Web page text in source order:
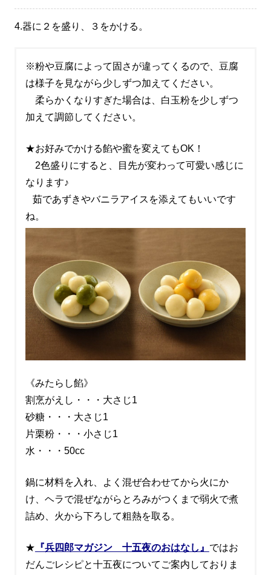
4.器に２を盛り、３をかける。
※粉や豆腐によって固さが違ってくるので、豆腐
は様子を見ながら少しずつ加えてください。
柔らかくなりすぎた場合は、白玉粉を少しずつ
加えて調節してください。
★お好みでかける餡や蜜を変えてもOK！
2色盛りにすると、目先が変わって可愛い感じに
なります♪
茹であずきやバニラアイスを添えてもいいです
ね。
《みたらし餡》
割烹がえし・・・大さじ1
砂糖・・・大さじ1
片栗粉・・・小さじ1
水・・・50cc
鍋に材料を入れ、よく混ぜ合わせてから火にか
け、ヘラで混ぜながらとろみがつくまで弱火で煮
詰め、火から下ろして粗熱を取る。
★ 『兵四郎マガジン 十五夜のおはなし』 ではお
だんごレシピと十五夜についてご案内しておりま